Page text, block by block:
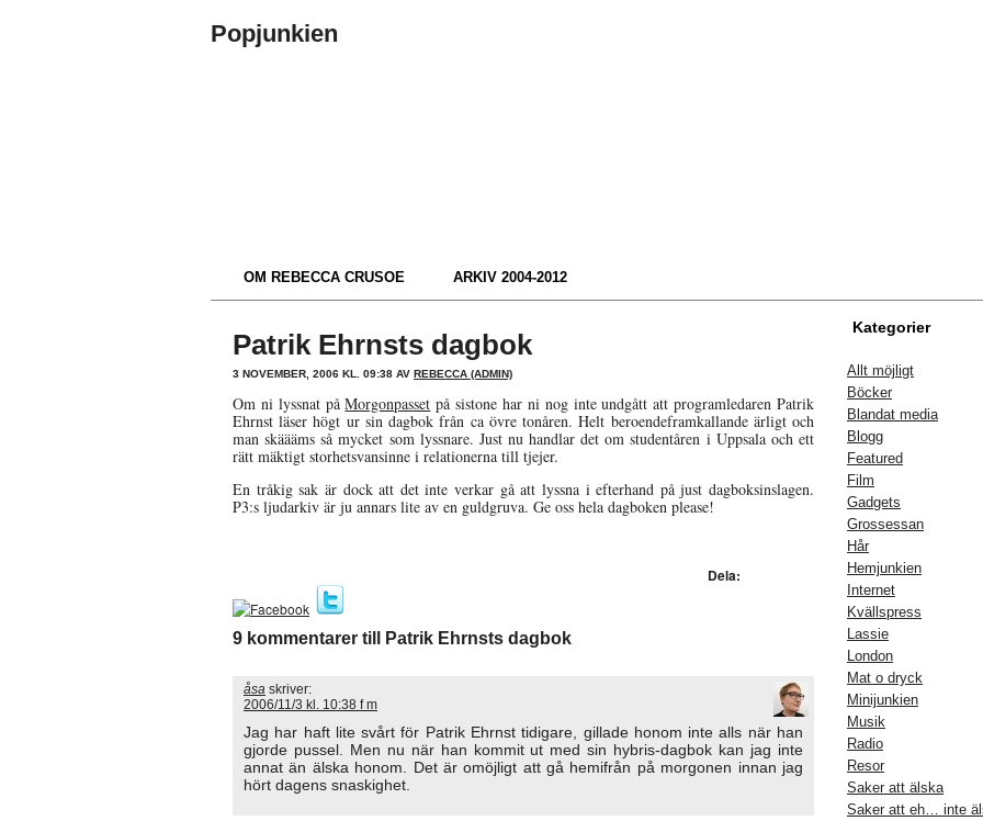
Popjunkien
OM REBECCA CRUSOE ARKIV 2004-2012
Patrik Ehrnsts dagbok
3 NOVEMBER, 2006 KL. 09:38 AV REBECCA (ADMIN)
Om ni lyssnat påMorgonpasset på sistone har ni nog inte undgått att programledaren Patrik
Ehrnst läser högt ur sin dagbok från ca övre tonåren. Helt beroendeframkallande ärligt och
man skäääms så mycket som lyssnare. Just nu handlar det om studentåren i Uppsala och ett
rätt mäktigt storhetsvansinne i relationerna till tjejer.
En tråkig sak är dock att det inte verkar gå att lyssna i efterhand på just dagboksinslagen.
P3:s ljudarkiv är ju annars lite av en guldgruva. Ge oss hela dagboken please!
Dela:
9 kommentarer till Patrik Ehrnsts dagbok
åsa skriver:
2006/11/3 kl. 10:38 f m
Jag har haft lite svårt för Patrik Ehrnst tidigare, gillade honom inte alls när han
gjorde pussel. Men nu när han kommit ut med sin hybris-dagbok kan jag inte
annat än älska honom. Det är omöjligt att gå hemifrån på morgonen innan jag
hört dagens snaskighet.
Kategorier
Allt möjligt
Böcker
Blandat media
Blogg
Featured
Film
Gadgets
Grossessan
Hår
Hemjunkien
Internet
Kvällspress
Lassie
London
Mat o dryck
Minijunkien
Musik
Radio
Resor
Saker att älska
Saker att eh… inte